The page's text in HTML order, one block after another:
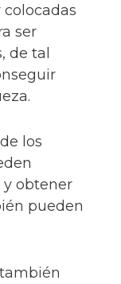
ser
de tal
los
y obtener
pueden